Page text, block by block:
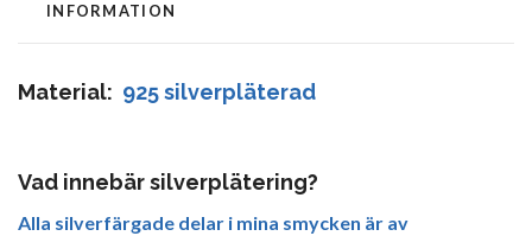
INFORMATION
Material: 925 silverpläterad
Vad innebär silverplätering?
Alla silverfärgade delar i mina smycken är av